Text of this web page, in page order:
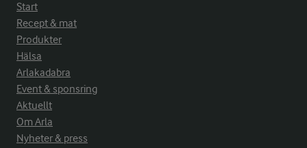
Start
Recept & mat
Produkter
Hälsa
Arlakadabra
Event & sponsring
Aktuellt
Om Arla
Nyheter & press